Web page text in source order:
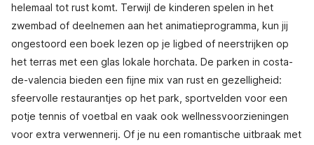
helemaal tot rust komt. Terwijl de kinderen spelen in het
zwembad of deelnemen aan het animatieprogramma, kun jij
ongestoord een boek lezen op je ligbed of neerstrijken op
het terras met een glas lokale horchata. De parken in costa-
de-valencia bieden een fijne mix van rust en gezelligheid:
sfeervolle restaurantjes op het park, sportvelden voor een
potje tennis of voetbal en vaak ook wellnessvoorzieningen
voor extra verwennerij. Of je nu een romantische uitbraak met